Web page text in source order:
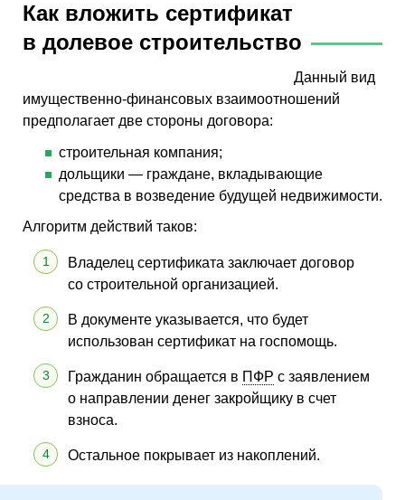
Как вложить сертификат
в долевое строительство
Данный вид
имущественно-финансовых взаимоотношений
предполагает две стороны договора:
строительная компания;
дольщики — граждане, вкладывающие
средства в возведение будущей недвижимости.
Алгоритм действий таков:
Владелец сертификата заключает договор
со строительной организацией.
В документе указывается, что будет
использован сертификат на госпомощь.
Гражданин обращается в ПФР с заявлением
о направлении денег закройщику в счет
взноса.
Остальное покрывает из накоплений.